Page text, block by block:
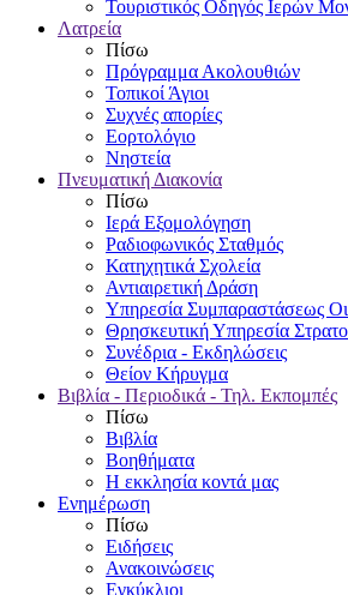
Τουριστικός Οδηγός Ιερών
Λατρεία
Πίσω
Πρόγραμμα Ακολουθιών
Τοπικοί Άγιοι
Συχνές απορίες
Εορτολόγιο
Νηστεία
Πνευματική Διακονία
Πίσω
Ιερά Εξομολόγηση
Ραδιοφωνικός Σταθμός
Κατηχητικά Σχολεία
Αντιαιρετική Δράση
Υπηρεσία Συμπαραστάσεως
Θρησκευτική Υπηρεσία
Συνέδρια - Εκδηλώσεις
Θείον Κήρυγμα
Βιβλία - Περιοδικά - Τηλ. Εκπομπές
Πίσω
Βιβλία
Βοηθήματα
Η εκκλησία κοντά μας
Ενημέρωση
Πίσω
Ειδήσεις
Ανακοινώσεις
Εγκύκλιοι